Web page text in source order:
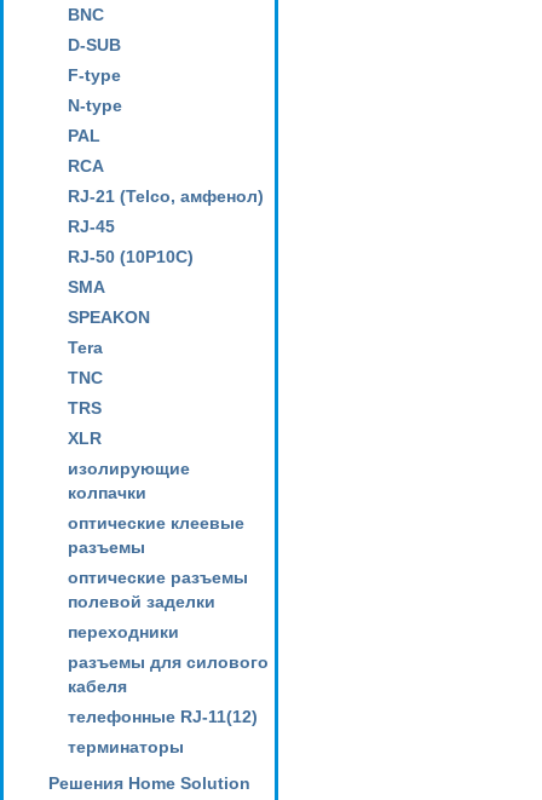
BNC
D-SUB
F-type
N-type
PAL
RCA
RJ-21 (Telco, амфенол)
RJ-45
RJ-50 (10P10C)
SMA
SPEAKON
Tera
TNC
TRS
XLR
изолирующие
колпачки
оптические клеевые
разъемы
оптические разъемы
полевой заделки
переходники
разъемы для силового
кабеля
телефонные RJ-11(12)
терминаторы
Решения Home Solution